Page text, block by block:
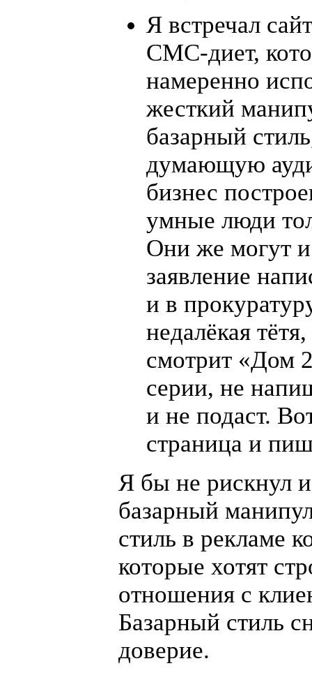
Я встречал
СМС-диет,
намеренно
жесткий
базарный
думающую
бизнес
умные люди
Они же могут
заявление
и в
недалёкая
смотрит «Дом
серии, не
и не подаст.
страница и
Я бы не рискнул
базарный
стиль в рекламе
которые хотят
отношения с
Базарный стиль
доверие.